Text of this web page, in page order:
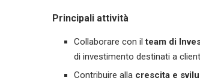
Principali attività
Collaborare con ilteam di
di investimento destinati a
Contribuire alla crescita e